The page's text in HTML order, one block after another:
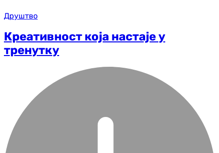
Друштво
Креативност која настаје у
тренутку